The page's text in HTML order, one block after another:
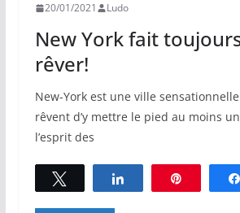
20/01/2021 Ludo
New York fait
rêver!
New-York est une ville
rêvent d’y mettre le pied au moins
l’esprit des
Tweetez Partagez Épingle